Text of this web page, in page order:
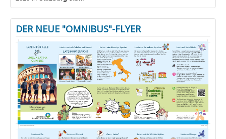
DER NEUE "OMNIBUS"-FLYER